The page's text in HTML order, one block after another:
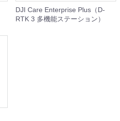
DJI Care Enterprise Plus（D-
RTK 3 多機能ステーション）